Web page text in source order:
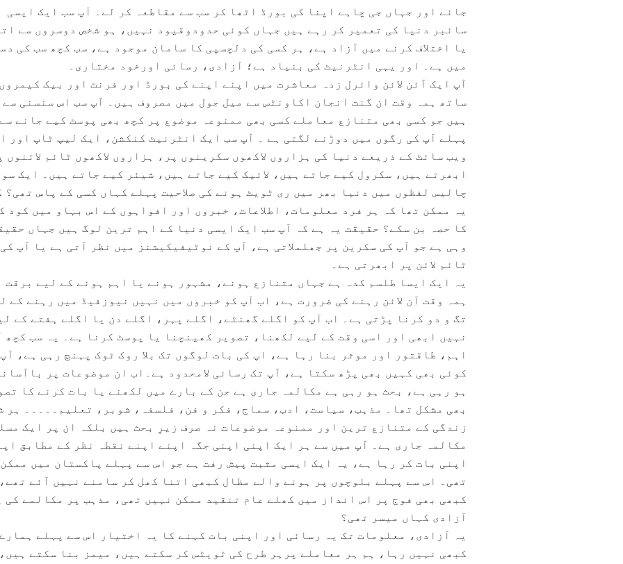
جائے اور جہاں جی چاہے اپنا کی بورڈ اٹھا کر سب سے مقاطعہ کر لے۔ آپ سب ایک ایسی
سائبر دنیا کی تعمیر کر رہے ہیں جہاں کوئی حدودوقیود نہیں، ہو شخص دوسروں سے
یا اختلاف کرنے میں آزاد ہے، ہر کسی کی دلچسپی کا سامان موجود ہے، سب کچھ سب کی
میں ہے۔ اور یہی انٹرنیٹ کی بنیاد ہے؛ آزادی، رسائی اورخود مختاری۔
آپ ایک آئن لائن وائرل زدہ معاشرت میں اپنے اپنے کی بورڈ اور فرنٹ اور بیک
ساتھ ہمہ وقت ان گنت انجان اکاونٹس سے میل جول میں مصروف ہیں۔ آپ سب اس سنسنی سے
ہیں جو کسی بھی متنازع معاملے کسی بھی ممنوعہ موضوع پر کچھ بھی پوسٹ کیے جانے سے
پہلے آپ کی رگوں میں دوڑنے لگتی ہے ۔ آپ سب ایک انٹرنیٹ کنکشن، ایک لیپ ٹاپ اور
ویب سائٹ کے ذریعے دنیا کی ہزاروں لاکھوں سکرینوں پر، ہزاروں لاکھوں ٹائم لائنوں
ابھرتے ہیں، سکرول کیے جاتے ہیں، لائیک کیے جاتے ہیں، شیئر کیے جاتے ہیں۔ ایک سو
چالیس لفظوں میں دنیا بھر میں ری ٹویٹ ہونے کی صلاحیت پہلے کہاں کسی کے پاس تھی؟
یہ ممکن تھا کہ ہر فرد معلومات، اطلاعات، خبروں اور افواہوں کے اس بہاو میں کود
کا حصہ بن سکے؟ حقیقت یہ ہے کہ آپ سب ایک ایسی دنیا کے اہم ترین لوگ ہیں جہاں
وہی ہے جو آپ کی سکرین پر جھلملاتی ہے، آپ کے نوٹیفیکیشنز میں نظر آتی ہے یا آپ کی
ٹائم لائن پر ابھرتی ہے۔
یہ ایک ایسا طلسم کدہ ہے جہاں متنازع ہونے، مشہور ہونے یا اہم ہونے کے لیے برقت
ہمہ وقت آن لائن رہنے کی ضرورت ہے، اب آپ کو خبروں میں نہیں نیوزفیڈ میں رہنے کے
تگ و دو کرنا پڑتی ہے۔ اب آپ کو اگلے گھنٹے، اگلے پہر، اگلے دن یا اگلے ہفتے کے
نہیں ابھی اور اسی وقت کے لیے لکھنا، تصویر کھینچنا یا پوسٹ کرنا ہے۔ یہ سب کچھ
اہم، طاقتور اور موثر بنا رہا ہے، اپ کی بات لوگوں تک بلا روک ٹوک پہنچ رہی ہے،
کوئی بھی کہیں بھی پڑھ سکتا ہے، آپ تک رسائی لامحدود ہے۔اب ان موضوعات پر
ہو رہی ہے، بحث ہو رہی ہے مکالمہ جاری ہے جن کے بارے میں لکھنے یا بات کرنے کا
بھی مشکل تھا۔ مذہب، سیاست، ادب، سماج، فکر و فن، فلسفہ، شوبر، تعلیم۔۔۔۔۔ ہر
زندگی کے متنازع ترین اور ممنوعہ موضوعات نہ صرف زیرِ بحث ہیں بلکہ ان پر ایک
مکالمہ جاری ہے۔ آپ میں سے ہر ایک اپنی اپنی جگہ اپنے اپنے نقطہ نظر کے مطابق
اپنی بات کر رہا ہے، یہ ایک ایسی مثبت پیش رفت ہے جو اس سے پہلے پاکستان میں ممکن
تھی۔ اس سے پہلے بلوچوں پر ہونے والے مظال کبھی اتنا کھل کر سامنے نہیں آئے تھے،
کبھی بھی فوج پر اس انداز میں کھلے عام تنقید ممکن نہیں تھی، مذہب پر مکالمے کی
آزادی کہاں میسر تھی؟
یہ آزادی، معلومات تک یہ رسائی اور اپنی بات کہنے کا یہ اختیار اس سے پہلے
کبھی نہیں رہا، ہم ہر معاملے پرہر طرح کی ٹویٹس کر سکتے ہیں، میمز بنا سکتے ہیں،